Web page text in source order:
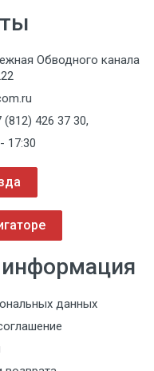
Обводного канала
(812) 426 37 30,
17:30
данных